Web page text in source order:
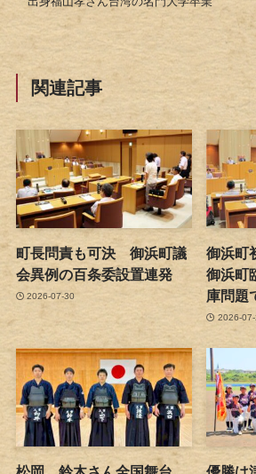
関連記事
町長問責も可決 御浜町議
会異例の百条委設置連発
2026-07-30
御浜町
御浜町
庫問題
2026-07-